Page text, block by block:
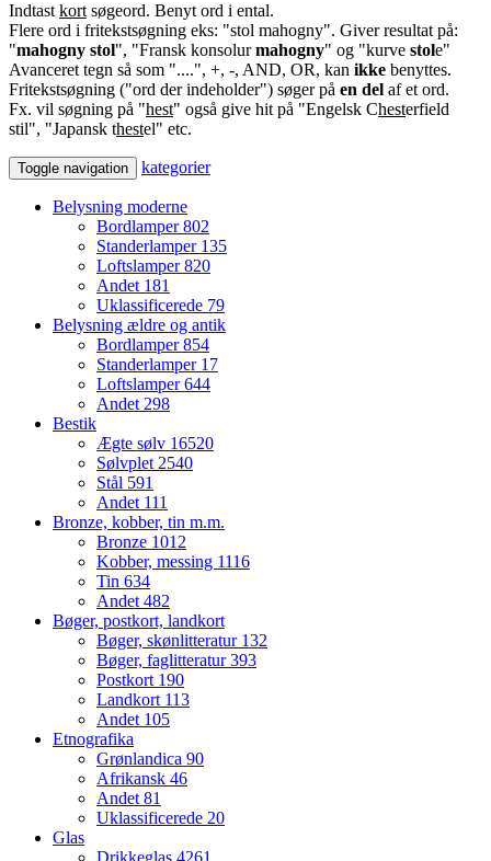
Indtast kort søgeord. Benyt ord i ental.
Flere ord i fritekstsøgning eks: "stol mahogny". Giver resultat på:
"mahogny stol", "Fransk konsolurmahogny" og "kurve stole"
Avanceret tegn så som "....", +, -, AND, OR, kan ikke benyttes.
Fritekstsøgning ("ord der indeholder") søger på en del af et ord.
Fx. vil søgning på "hest" også give hit på "Engelsk Chesterfield
stil", "Japansk thestel" etc.
Toggle navigation kategorier
Belysning moderne
Bordlamper802
Standerlamper 135
Loftslamper820
Andet 181
Uklassificerede 79
Belysning ældre og antik
Bordlamper854
Standerlamper 17
Loftslamper644
Andet 298
Bestik
Ægte sølv 16520
Sølvplet 2540
Stål 591
Andet 111
Bronze, kobber, tin m.m.
Bronze 1012
Kobber, messing 1116
Tin 634
Andet 482
Bøger, postkort, landkort
Bøger, skønlitteratur 132
Bøger, faglitteratur393
Postkort 190
Landkort 113
Andet 105
Etnografika
Grønlandica 90
Afrikansk 46
Andet 81
Uklassificerede 20
Glas